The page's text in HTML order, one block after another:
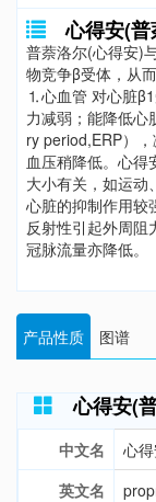
心得安(
普萘洛尔(心得安)
物竞争β受体，从
⒈心血管 对心脏
力减弱；能降低心
ry period,ERP）
血压稍降低。心得
大小有关，如运动
心脏的抑制作用较
反射性引起外周阻
冠脉流量亦降低。
产品性质 图谱
心得安(
中文名
心
英文名